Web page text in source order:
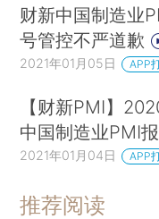
财新中国制造业
号管控不严道歉
2021年01月05日 APP
【财新PMI】
中国制造业PMI
2021年01月04日 APP
推荐阅读